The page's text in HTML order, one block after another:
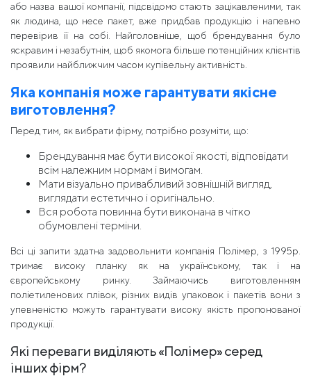
або назва вашої компанії, підсвідомо стають зацікавленими, так
як людина, що несе пакет, вже придбав продукцію і напевно
перевірив її на собі. Найголовніше, щоб брендування було
яскравим і незабутнім, щоб якомога більше потенційних клієнтів
проявили найближчим часом купівельну активність.
Яка компанія може гарантувати якісне
виготовлення?
Перед тим, як вибрати фірму, потрібно розуміти, що:
Брендування має бути високої якості, відповідати
всім належним нормам і вимогам.
Мати візуально привабливий зовнішній вигляд,
виглядати естетично і оригінально.
Вся робота повинна бути виконана в чітко
обумовлені терміни.
Всі ці запити здатна задовольнити компанія Полімер, з 1995р.
тримає високу планку як на українському, так і на
європейському ринку. Займаючись виготовленням
поліетиленових плівок, різних видів упаковок і пакетів вони з
упевненістю можуть гарантувати високу якість пропонованої
продукції.
Які переваги виділяють «Полімер» серед
інших фірм?